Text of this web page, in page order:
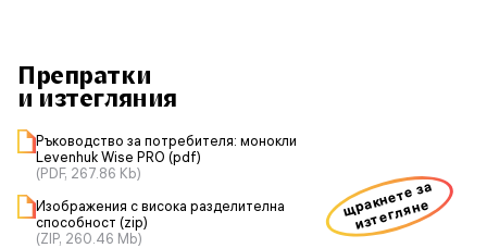
Препратки
и изтегляния
Ръководство за потребителя: монокли
Levenhuk Wise PRO (pdf)
(PDF, 267.86 Kb)
Изображения с висока разделителна
способност (zip)
(ZIP, 260.46 Mb)
щракнете за
изтегляне